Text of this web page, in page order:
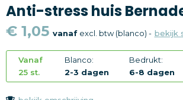
Textiel
Thema
Merken
Anti-stress huis
€ 1,05 vanafexcl. btw (blanco) - bekijk
Vanaf
25 st.
Blanco:
2-3 dagen
Bedrukt:
6-8 dagen